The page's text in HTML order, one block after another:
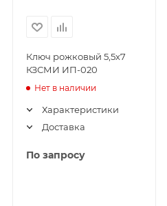
Ключ рожковый 5,5х7
КЗСМИ ИП-020
Нет в наличии
Характеристики
Доставка
По запросу